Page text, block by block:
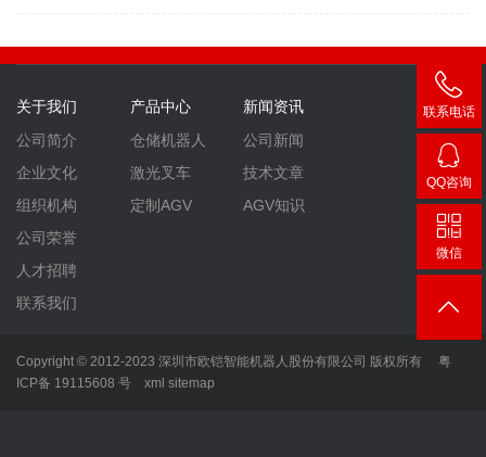
关于我们
公司简介
企业文化
组织机构
公司荣誉
人才招聘
联系我们
产品中心
仓储机器人
激光叉车
定制AGV
新闻资讯
公司新闻
技术文章
AGV知识
Copyright © 2012-2023 深圳市欧铠智能机器人股份有限公司 版权所有
粤
ICP备 19115608 号
xml sitemap
联系电话
400-
007-
3860
QQ咨询
微信